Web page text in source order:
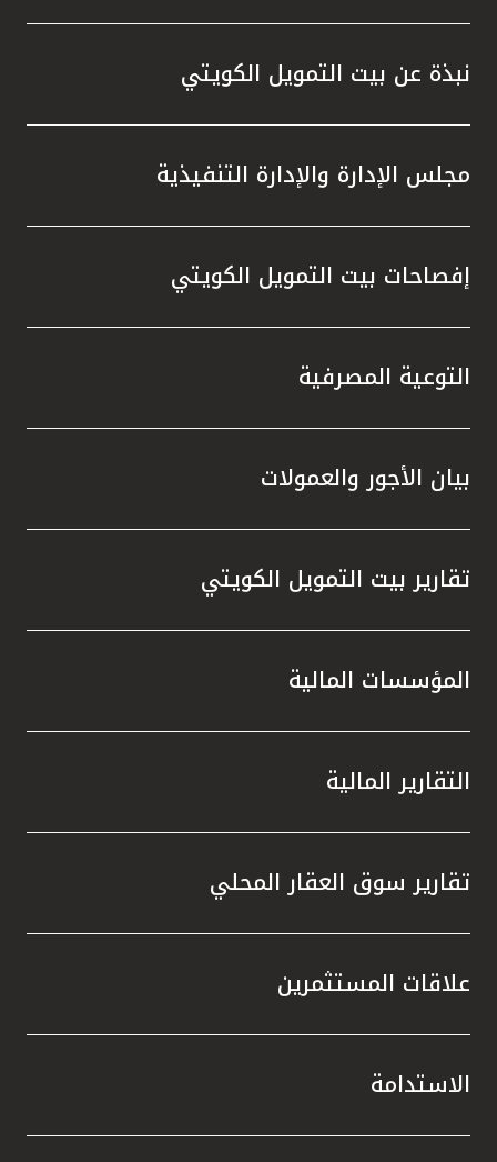
نبذة عن بيت التمويل الكويتي
مجلس الإدارة والإدارة التنفيذية
إفصاحات بيت التمويل الكويتي
التوعية المصرفية
بيان الأجور والعمولات
تقارير بيت التمويل الكويتي
المؤسسات المالية
التقارير المالية
تقارير سوق العقار المحلي
علاقات المستثمرين
الاستدامة